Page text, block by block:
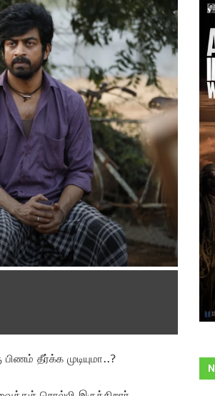
தீர்க்க முடியுமா..?